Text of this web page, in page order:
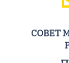
СОВЕТ